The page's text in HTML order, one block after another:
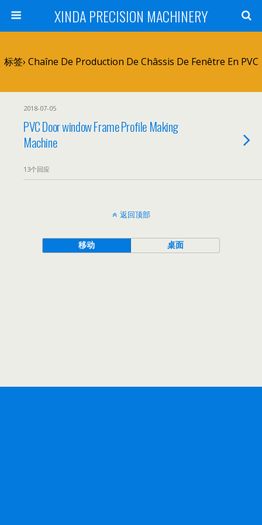
XINDA PRECISION MACHINERY
标签› Chaîne De Production De Châssis De Fenêtre En PVC
2018-07-05
PVC Door window Frame Profile Making
Machine
13个回应
返回顶部
移动 桌面